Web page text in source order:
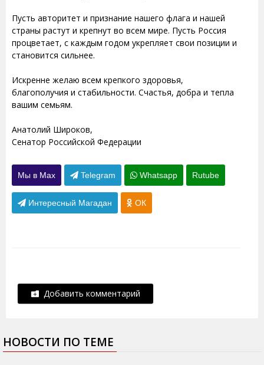
Пусть авторитет и признание нашего флага и нашей
страны растут и крепнут во всем мире. Пусть Россия
процветает, с каждым годом укрепляет свои позиции и
становится сильнее.
Искренне желаю всем крепкого здоровья,
благополучия и стабильности. Счастья, добра и тепла
вашим семьям.
Анатолий Широков,
Сенатор Российской Федерации
Мы в Max Telegram Whatsapp Rutube
Интересный Магадан ОК
Добавить комментарий
НОВОСТИ ПО ТЕМЕ